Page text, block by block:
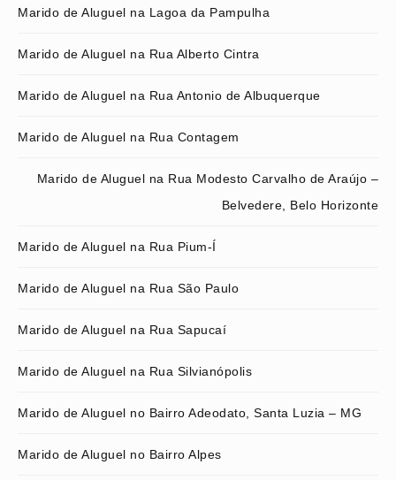
Marido de Aluguel na Lagoa da Pampulha
Marido de Aluguel na Rua Alberto Cintra
Marido de Aluguel na Rua Antonio de Albuquerque
Marido de Aluguel na Rua Contagem
Marido de Aluguel na Rua Modesto Carvalho de Araújo –
Belvedere, Belo Horizonte
Marido de Aluguel na Rua Pium-Í
Marido de Aluguel na Rua São Paulo
Marido de Aluguel na Rua Sapucaí
Marido de Aluguel na Rua Silvianópolis
Marido de Aluguel no Bairro Adeodato, Santa Luzia – MG
Marido de Aluguel no Bairro Alpes